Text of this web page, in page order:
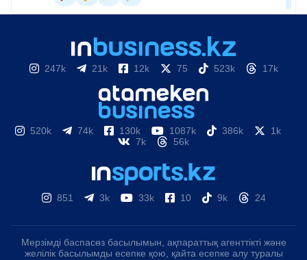
247k 21k 12k 75 523k 17k
520k 74k 130k 1087k 386k
1k
7k
56k
851 3k 33k 10 9k 24
Мерзімді баспасөз басылымын, ақпараттық агенттікті және
желілік басылымды есепке қою, қайта есепке алу туралы